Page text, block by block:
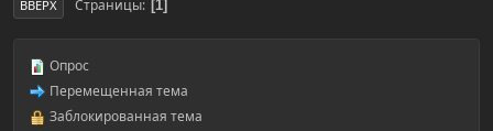
ВВЕРХ Страницы 1
Опрос
Перемещенная тема
Заблокированная тема